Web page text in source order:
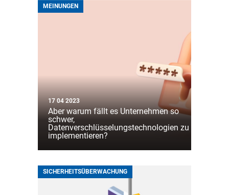
MEINUNGEN
17 04 2023
Aber warum fällt es Unternehmen so
schwer,
Datenverschlüsselungstechnologien zu
implementieren?
SICHERHEITSÜBERWACHUNG